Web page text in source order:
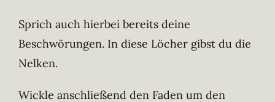
Sprich auch hierbei bereits deine
Beschwörungen. In diese Löcher gibst du die
Nelken.
Wickle anschließend den Faden um den